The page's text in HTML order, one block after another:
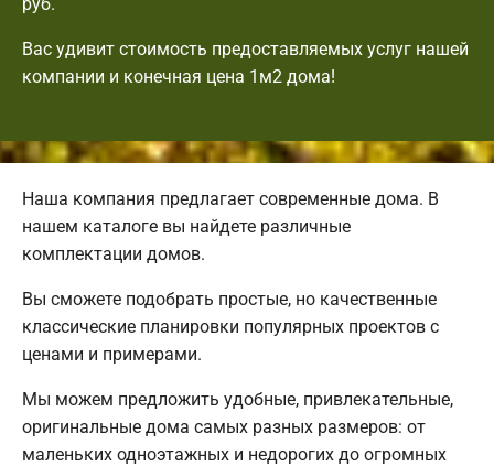
Вас удивит стоимость предоставляемых услуг нашей
компании и конечная цена 1м2 дома!
Наша компания предлагает современные дома. В
нашем каталоге вы найдете различные
комплектации домов.
Вы сможете подобрать простые, но качественные
классические планировки популярных проектов с
ценами и примерами.
Мы можем предложить удобные, привлекательные,
оригинальные дома самых разных размеров: от
маленьких одноэтажных и недорогих до огромных